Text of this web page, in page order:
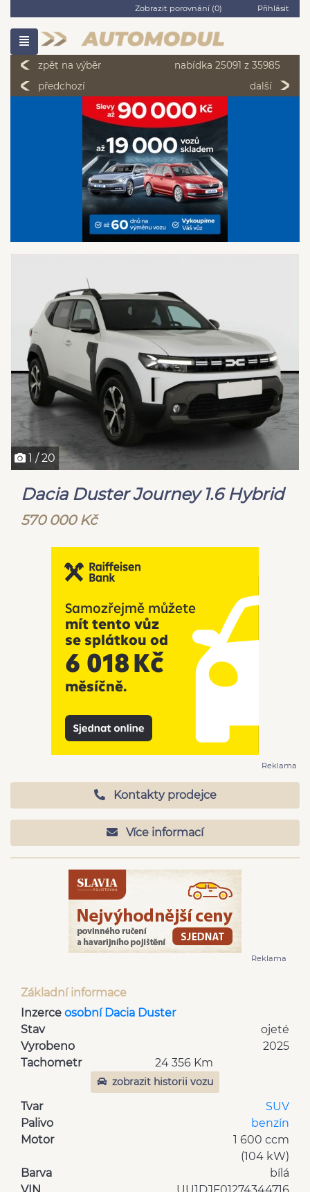
Zobrazit porovnání (0) Přihlásit
zpět na výběr
nabídka 25091 z 35985
předchozí
další
1 / 20
Dacia Duster Journey 1.6 Hybrid
570 000 Kč
Reklama
Kontakty prodejce
Více informací
Reklama
Základní informace
Inzerce osobní Dacia Duster
Stav
ojeté
Vyrobeno
2025
Tachometr
24 356 Km
zobrazit historii vozu
Tvar
SUV
Palivo
benzín
Motor
1 600 ccm
(104 kW)
Barva
bílá